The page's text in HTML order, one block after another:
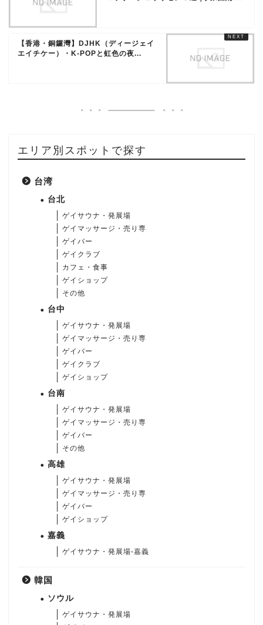
【香港・銅鑼灣】DJHK（ディージェイ
エイチケー）・K-POPと虹色の夜...
エリア別スポットで探す
台湾
台北
ゲイサウナ・発展場
ゲイマッサージ・売り専
ゲイバー
ゲイクラブ
カフェ・食事
ゲイショップ
その他
台中
ゲイサウナ・発展場
ゲイマッサージ・売り専
ゲイバー
ゲイクラブ
ゲイショップ
台南
ゲイサウナ・発展場
ゲイマッサージ・売り専
ゲイバー
その他
高雄
ゲイサウナ・発展場
ゲイマッサージ・売り専
ゲイバー
ゲイショップ
嘉義
ゲイサウナ・発展場-嘉義
韓国
ソウル
ゲイサウナ・発展場